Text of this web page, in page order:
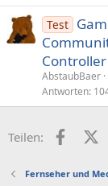
Test
Controller
AbstaubBaer
Antworten
Teilen:
Fernseher und